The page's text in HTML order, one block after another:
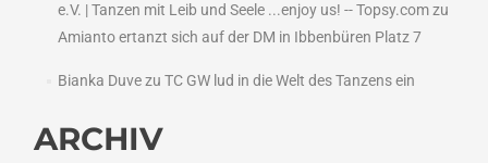
e.V. | Tanzen mit Leib und Seele ...enjoy us! -- Topsy.comzu
Amianto ertanzt sich auf der DM in Ibbenbüren Platz 7
Bianka Duvezu TC GW lud in die Welt des Tanzens ein
ARCHIV